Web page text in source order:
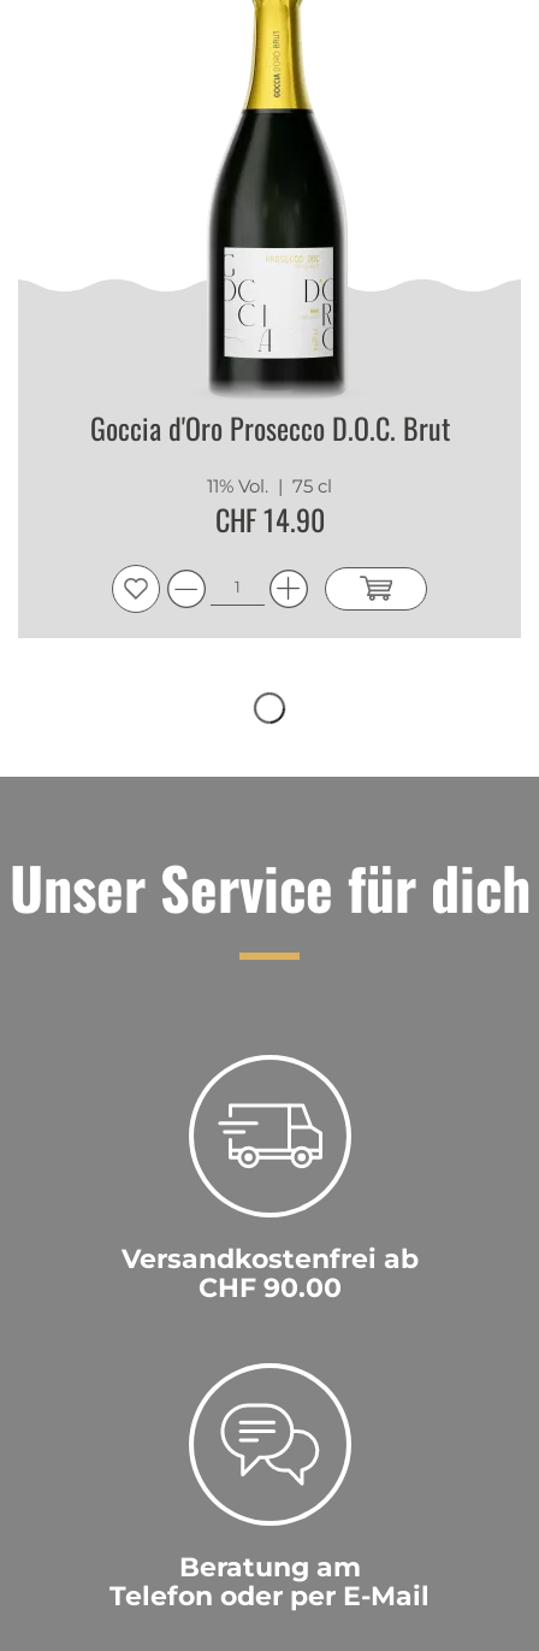
Goccia d'Oro Prosecco D.O.C. Brut
11% Vol. | 75 cl
CHF 14.90
Unser Service für dich
Versandkostenfrei ab
CHF 90.00
Beratung am
Telefon oder per E-Mail